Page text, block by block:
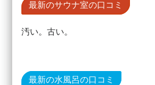
最新のサウナ室の口コミ
汚い。古い。
最新の水風呂の口コミ